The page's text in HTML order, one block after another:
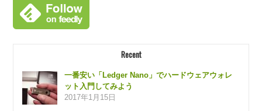
Recent
一番安い「Ledger Nano」でハードウェアウォレ
ット入門してみよう
2017年1月15日